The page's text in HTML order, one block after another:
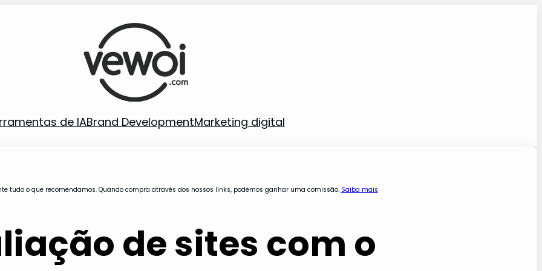
de IABrand DevelopmentMarketing digital
tudo o que recomendamos. Quando compra através dos nossos links, podemos ganhar uma comissão. Saiba mais
de sites com o